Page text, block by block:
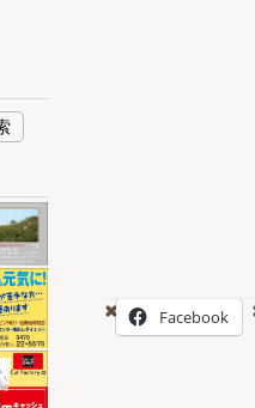
Facebook